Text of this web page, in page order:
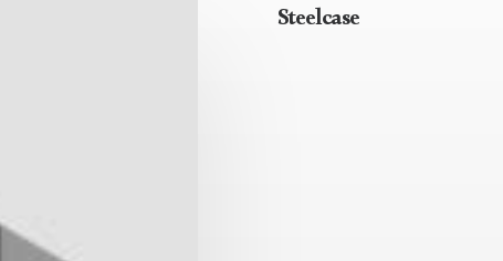
Steelcase